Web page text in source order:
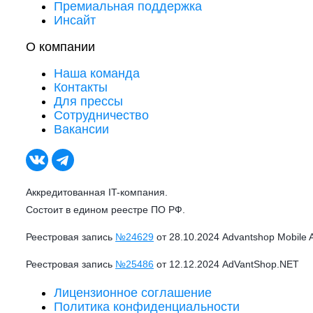
Премиальная поддержка
Инсайт
О компании
Наша команда
Контакты
Для прессы
Сотрудничество
Вакансии
Аккредитованная IT-компания.
Состоит в едином реестре ПО РФ.
Реестровая запись №24629 от 28.10.2024 Advantshop Mobile
Реестровая запись №25486 от 12.12.2024 AdVantShop.NET
Лицензионное соглашение
Политика конфиденциальности